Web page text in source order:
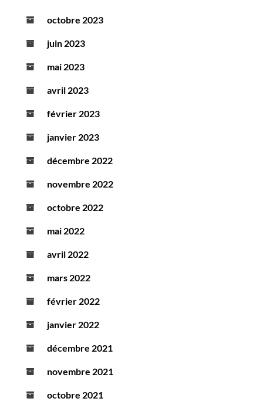
octobre 2023
juin 2023
mai 2023
avril 2023
février 2023
janvier 2023
décembre 2022
novembre 2022
octobre 2022
mai 2022
avril 2022
mars 2022
février 2022
janvier 2022
décembre 2021
novembre 2021
octobre 2021